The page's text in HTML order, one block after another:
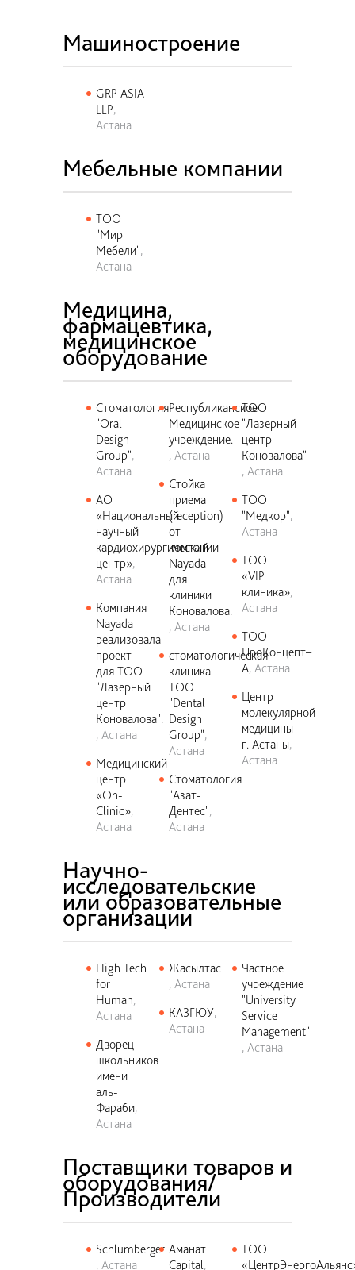
Машиностроение
GRP ASIA
LLP
Астана
Мебельные компании
ТОО
"Мир
Мебели"
Астана
Медицина,
фармацевтика,
медицинское
оборудование
Cтоматология
"Oral
Design
Group"
Астана
АО
«Национальный
научный
кардиохирургический
центр»
Астана
Компания
Nayada
реализовала
проект
для ТОО
"Лазерный
центр
Коновалова".
Астана
Медицинский
центр
«On-
Clinic»
Астана
Республиканское
Медицинское
учреждение.
Астана
Стойка
приема
(reception)
от
компании
Nayada
для
клиники
Коновалова.
Астана
стоматологическая
клиника
ТОО
"Dental
Design
Group"
Астана
Стоматология
"Азат-
Дентес"
Астана
ТОО
"Лазерный
центр
Коновалова"
Астана
ТОО
"Медкор"
Астана
ТОО
«VIP
клиника»
Астана
ТОО
ПроКонцепт–
А Астана
Центр
молекулярной
медицины
г. Астаны
Астана
Научно-
исследовательские
или образовательные
организации
High Tech
for
Human
Астана
Дворец
школьников
имени
аль-
Фараби
Астана
Жасылтас
Астана
КАЗГЮУ
Астана
Частное
учреждение
"University
Service
Management"
Астана
Поставщики товаров и
оборудования/
Производители
Schlumberger
Астана
Аманат
Capital
ТОО